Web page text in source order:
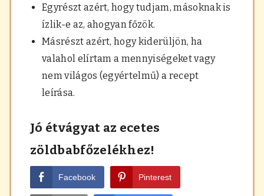
Egyrészt azért, hogy tudjam, másoknak is
ízlik-e az, ahogyan főzök.
Másrészt azért, hogy kiderüljön, ha
valahol elírtam a mennyiségeket vagy
nem világos (egyértelmű) a recept
leírása.
Jó étvágyat az ecetes
zöldbabfőzelékhez!
Facebook Pinterest